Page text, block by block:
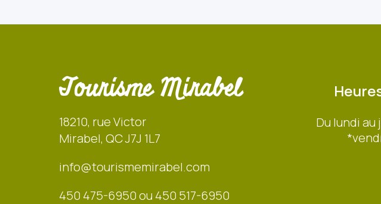
Tourisme Mirabel
18210, rue Victor
Mirabel, QC J7J 1L7
info@tourismemirabel.com
450 475-6950 ou 450 517-6950
Du lundi au